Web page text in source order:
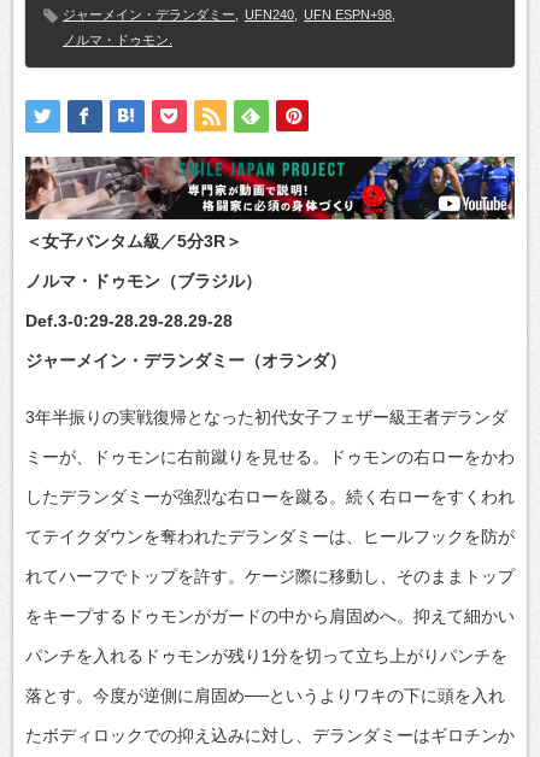
ジャーメイン・デランダミー
UFN240 UFN ESPN+98
ノルマ・ドゥモン.
＜女子バンタム級／5分3R＞
ノルマ・ドゥモン（ブラジル）
Def.3-0:29-28.29-28.29-28
ジャーメイン・デランダミー（オランダ）
3年半振りの実戦復帰となった初代女子フェザー級王者デランダ
ミーが、ドゥモンに右前蹴りを見せる。ドゥモンの右ローをかわ
したデランダミーが強烈な右ローを蹴る。続く右ローをすくわれ
てテイクダウンを奪われたデランダミーは、ヒールフックを防が
れてハーフでトップを許す。ケージ際に移動し、そのままトップ
をキープするドゥモンがガードの中から肩固めへ。抑えて細かい
パンチを入れるドゥモンが残り1分を切って立ち上がりパンチを
落とす。今度が逆側に肩固め──というよりワキの下に頭を入れ
たボディロックでの抑え込みに対し、デランダミーはギロチンか